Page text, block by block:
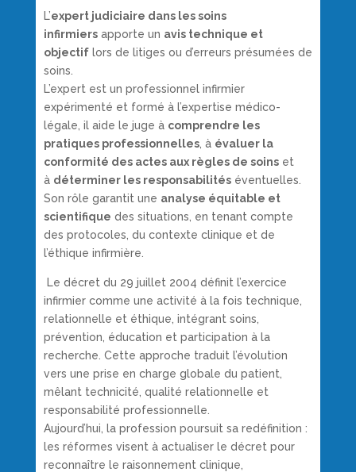
L’expert judiciaire dans les soins
infirmiersapporte un avis technique et
objectiflors de litiges ou d’erreurs présumées de
soins.
L’expert est un professionnel infirmier
expérimenté et formé à l’expertise médico-
légale, il aide le juge à comprendre les
pratiques professionnelles, à évaluer la
conformité des actes aux règles de soinset
à déterminer les responsabilitéséventuelles.
Son rôle garantit une analyse équitable et
scientifique des situations, en tenant compte
des protocoles, du contexte clinique et de
l’éthique infirmière.
Le décret du 29 juillet 2004 définit l’exercice
infirmier comme une activité à la fois technique,
relationnelle et éthique, intégrant soins,
prévention, éducation et participation à la
recherche. Cette approche traduit l’évolution
vers une prise en charge globale du patient,
mêlant technicité, qualité relationnelle et
responsabilité professionnelle.
Aujourd’hui, la profession poursuit sa redéfinition :
les réformes visent à actualiser le décret pour
reconnaître le raisonnement clinique,